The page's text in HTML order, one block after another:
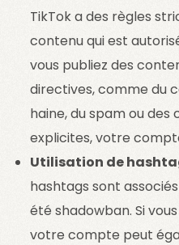
TikTok a des règles
contenu qui est
vous publiez des
directives, comme du
haine, du spam ou
explicites, votre
Utilisation de
hashtags sont
été shadowban. Si
votre compte peut